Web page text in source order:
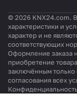
© 2026 KNX24.com.
характеристики и
характер и не
соответствующих
Оформление заказа
приобретение
заключённым только
согласования всех